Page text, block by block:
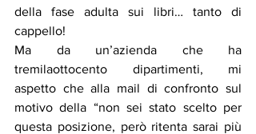
della fase adulta sui libri… tanto di
cappello!
Ma da un’azienda che ha
tremilaottocento dipartimenti, mi
aspetto che alla mail di confronto sul
motivo della “non sei stato scelto per
questa posizione, però ritenta sarai più